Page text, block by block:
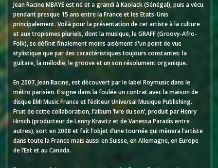
Jean Racine MBAYE est né et a grandi à Kaolack (Sénégal), puis a vécu
pendant presque 15 ans entre la France et les Etats-Unis
principalement. Voilà pour la présentation de cet artiste à la culture
et aux tropismes pluriels, dont la musique, le GRAFF (Groovy-Afro-
Folk), se définit finalement moins aisément d'un point de vue
stylistique que par des caractéristiques toujours constantes: la
guitare, la mélodie, le groove et un son résolument organique.
En 2007, Jean Racine, est découvert par le label Roymusic dans le
métro parisien. Il signe dans la foulée un contrat avec la maison de
disque EMI Music France et l’éditeur Universal Musique Publishing.
Fruit de cette collaboration, l’album ‘Ivre du son’, produit par Henry
Hirsch (producteur de Lenny Kravitz et de Vanessa Paradis entre
autres), sort en 2008 et fait l’objet d’une tournée qui mènera l’artiste
dans toute la France mais aussi en Suisse, en Allemagne, en Europe
de l’Est et au Canada.